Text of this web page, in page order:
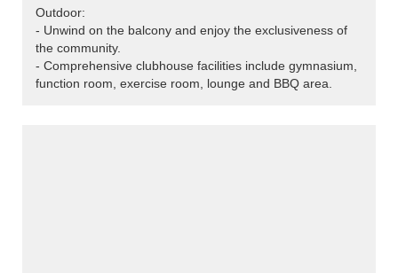
Outdoor:
- Unwind on the balcony and enjoy the exclusiveness of
the community.
- Comprehensive clubhouse facilities include gymnasium,
function room, exercise room, lounge and BBQ area.